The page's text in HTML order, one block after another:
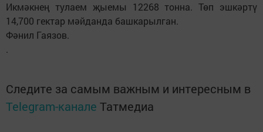
Икмәкнең тулаем җыемы 12268 тонна. Төп эшкәртү
14,700 гектар мәйданда башкарылган.
Фәнил Гаязов.
.
Следите за самым важным и интересным в
Telegram-канале Татмедиа